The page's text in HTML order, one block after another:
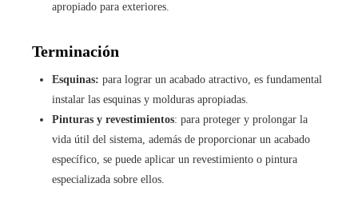
apropiado para exteriores.
Terminación
Esquinas: para lograr un acabado atractivo, es fundamental
instalar las esquinas y molduras apropiadas.
Pinturas y revestimientos: para proteger y prolongar la
vida útil del sistema, además de proporcionar un acabado
específico, se puede aplicar un revestimiento o pintura
especializada sobre ellos.